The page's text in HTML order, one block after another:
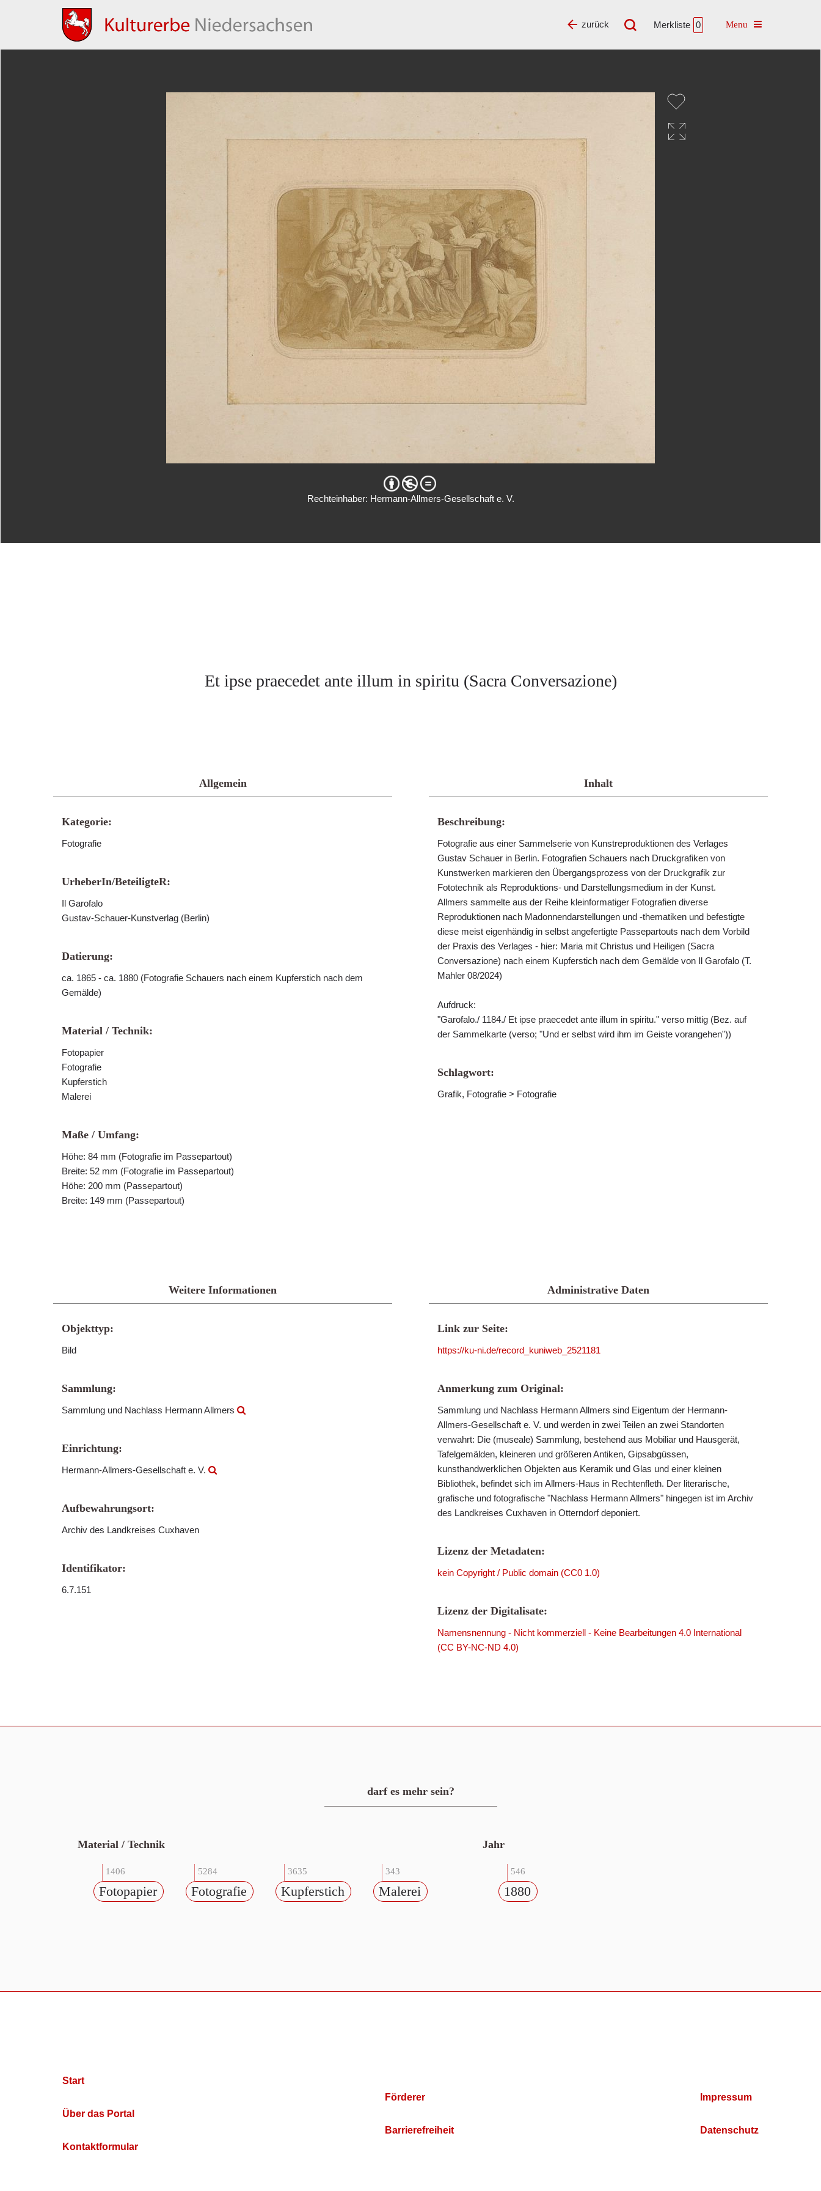
Merkliste 0 Toggle navigation
zurück
Rechteinhaber: Hermann-Allmers-Gesellschaft e. V.
Et ipse praecedet ante illum in spiritu (Sacra Conversazione)
Allgemein
Kategorie:
Fotografie
UrheberIn/BeteiligteR:
Il Garofalo
Gustav-Schauer-Kunstverlag (Berlin)
Datierung:
ca. 1865 - ca. 1880 (Fotografie Schauers nach einem Kupferstich nach dem
Gemälde)
Material / Technik:
Fotopapier
Fotografie
Kupferstich
Malerei
Maße / Umfang:
Höhe: 84 mm (Fotografie im Passepartout)
Breite: 52 mm (Fotografie im Passepartout)
Höhe: 200 mm (Passepartout)
Breite: 149 mm (Passepartout)
Inhalt
Beschreibung:
Fotografie aus einer Sammelserie von Kunstreproduktionen des Verlages
Gustav Schauer in Berlin. Fotografien Schauers nach Druckgrafiken von
Kunstwerken markieren den Übergangsprozess von der Druckgrafik zur
Fototechnik als Reproduktions- und Darstellungsmedium in der Kunst.
Allmers sammelte aus der Reihe kleinformatiger Fotografien diverse
Reproduktionen nach Madonnendarstellungen und -thematiken und befestigte
diese meist eigenhändig in selbst angefertigte Passepartouts nach dem Vorbild
der Praxis des Verlages - hier: Maria mit Christus und Heiligen (Sacra
Conversazione) nach einem Kupferstich nach dem Gemälde von Il Garofalo (T.
Mahler 08/2024)
Aufdruck:
"Garofalo./ 1184./ Et ipse praecedet ante illum in spiritu." verso mittig (Bez. auf
der Sammelkarte (verso; "Und er selbst wird ihm im Geiste vorangehen"))
Schlagwort:
Grafik, Fotografie > Fotografie
Weitere Informationen
Objekttyp:
Bild
Sammlung:
Sammlung und Nachlass Hermann Allmers
Einrichtung:
Hermann-Allmers-Gesellschaft e. V.
Aufbewahrungsort:
Archiv des Landkreises Cuxhaven
Identifikator:
6.7.151
Administrative Daten
Link zur Seite:
https://ku-ni.de/record_kuniweb_2521181
Anmerkung zum Original:
Sammlung und Nachlass Hermann Allmers sind Eigentum der Hermann-
Allmers-Gesellschaft e. V. und werden in zwei Teilen an zwei Standorten
verwahrt: Die (museale) Sammlung, bestehend aus Mobiliar und Hausgerät,
Tafelgemälden, kleineren und größeren Antiken, Gipsabgüssen,
kunsthandwerklichen Objekten aus Keramik und Glas und einer kleinen
Bibliothek, befindet sich im Allmers-Haus in Rechtenfleth. Der literarische,
grafische und fotografische "Nachlass Hermann Allmers" hingegen ist im Archiv
des Landkreises Cuxhaven in Otterndorf deponiert.
Lizenz der Metadaten:
kein Copyright / Public domain (CC0 1.0)
Lizenz der Digitalisate:
Namensnennung - Nicht kommerziell - Keine Bearbeitungen 4.0 International
(CC BY-NC-ND 4.0)
darf es mehr sein?
Material / Technik
1406
Fotopapier
5284
Fotografie
3635
Kupferstich
343
Malerei
Jahr
546
1880
Start
Über das Portal
Kontaktformular
Förderer
Barrierefreiheit
Impressum
Datenschutz